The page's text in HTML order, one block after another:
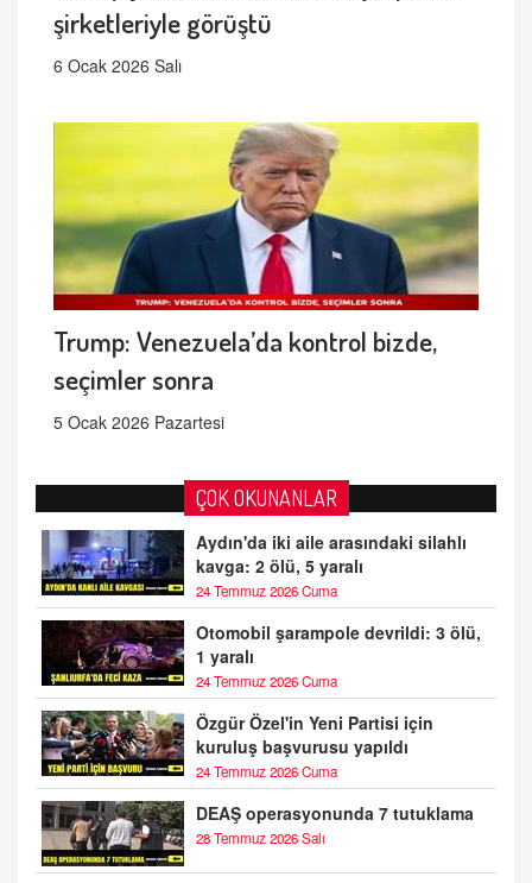
şirketleriyle görüştü
6 Ocak 2026 Salı
Trump: Venezuela’da kontrol bizde,
seçimler sonra
5 Ocak 2026 Pazartesi
ÇOK OKUNANLAR
Aydın'da iki aile arasındaki silahlı
kavga: 2 ölü, 5 yaralı
24 Temmuz 2026 Cuma
Otomobil şarampole devrildi: 3 ölü,
1 yaralı
24 Temmuz 2026 Cuma
Özgür Özel'in Yeni Partisi için
kuruluş başvurusu yapıldı
24 Temmuz 2026 Cuma
DEAŞ operasyonunda 7 tutuklama
28 Temmuz 2026 Salı